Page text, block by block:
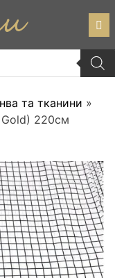
та тканини »
Gold) 220см